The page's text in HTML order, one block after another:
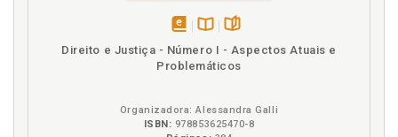
em
na
Direito e Justiça - Número I - Aspectos Atuais e
Problemáticos
Organizadora: Alessandra Galli
ISBN: 978853625470-8